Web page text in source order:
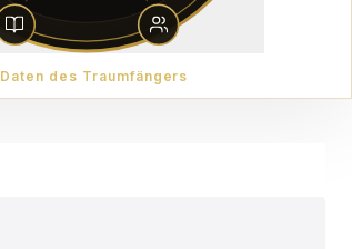
Daten des Traumfängers